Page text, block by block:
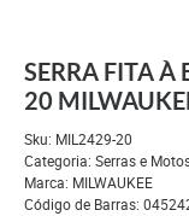
SERRA FITA
20
Sku: MIL2429-20
Categoria: Serras e
Marca: MILWAUKEE
Código de Barras: